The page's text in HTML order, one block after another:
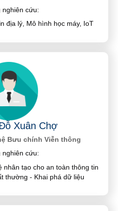
nghiên cứu:
địa lý, Mô hình học máy, IoT
Xuân Chợ
Bưu chính Viễn thông
nghiên cứu:
nhân tạo cho an toàn thông tin
thường - Khai phá dữ liệu